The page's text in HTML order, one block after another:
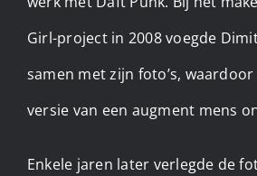
Girl-project in 2008 voegde
samen met zijn foto’s,
versie van een augment mens
Enkele jaren later verlegde de